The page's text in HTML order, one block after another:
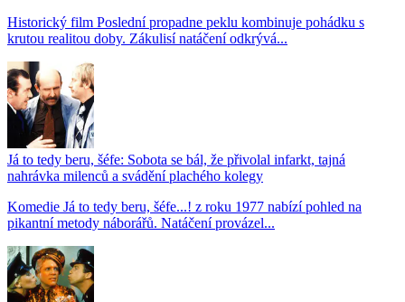
Historický film Poslední propadne peklu kombinuje pohádku s
krutou realitou doby. Zákulisí natáčení odkrývá...
Já to tedy beru, šéfe: Sobota se bál, že přivolal infarkt, tajná
nahrávka milenců a svádění plachého kolegy
Komedie Já to tedy beru, šéfe...! z roku 1977 nabízí pohled na
pikantní metody náborářů. Natáčení provázel...